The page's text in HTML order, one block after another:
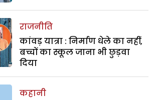
राजनीति
कांवड़ यात्रा : निर्माण धेले का नहीं,
बच्चों का स्कूल जाना भी छुड़वा
दिया
कहानी